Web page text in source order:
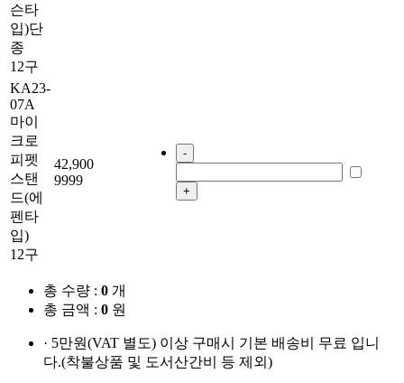
슨타
입)단
종
12구
KA23-
07A
마이
크로
피펫
스탠
드(에
펜타
입)
12구
42,900
9999
-
+
총 수량 : 0 개
총 금액 : 0 원
· 5만원(VAT 별도) 이상 구매시 기본 배송비 무료 입니
다.(착불상품 및 도서산간비 등 제외)